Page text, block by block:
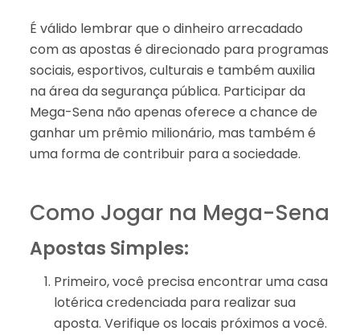
É válido lembrar que o dinheiro arrecadado
com as apostas é direcionado para programas
sociais, esportivos, culturais e também auxilia
na área da segurança pública. Participar da
Mega-Sena não apenas oferece a chance de
ganhar um prêmio milionário, mas também é
uma forma de contribuir para a sociedade.
Como Jogar na Mega-Sena
Apostas Simples:
Primeiro, você precisa encontrar uma casa
lotérica credenciada para realizar sua
aposta. Verifique os locais próximos a você.